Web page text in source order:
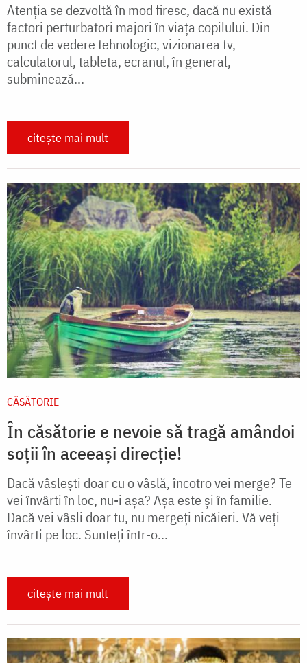
Atenţia se dezvoltă în mod firesc, dacă nu există
factori perturbatori majori în viaţa copilului. Din
punct de vedere tehnologic, vizionarea tv,
calculatorul, tableta, ecranul, în general,
subminează...
citește mai mult
CĂSĂTORIE
În căsătorie e nevoie să tragă amândoi
soții în aceeași direcție!
Dacă vâslești doar cu o vâslă, încotro vei merge? Te
vei învârti în loc, nu-i așa? Așa este și în familie.
Dacă vei vâsli doar tu, nu mergeți nicăieri. Vă veți
învârti pe loc. Sunteți într-o...
citește mai mult